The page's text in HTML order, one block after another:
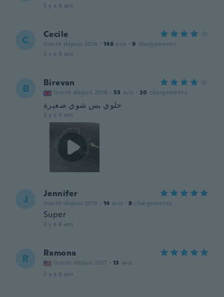
il y a 6 ans
C Cecile
Inscrit depuis 2016 · 148 avis · 9 chargements
il y a 6 ans
B Birevan
Inscrit depuis 2018 · 53 avis · 20 chargements
حلوي بس شوي صغيرة
il y a 6 ans
J Jennifer
Inscrit depuis 2019 · 14 avis · 8 chargements
Super
il y a 6 ans
R Ramona
Inscrit depuis 2017 · 13 avis
il y a 6 ans